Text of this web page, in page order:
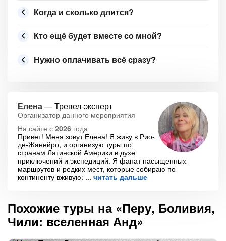
Когда и сколько длится?
Кто ещё будет вместе со мной?
Нужно оплачивать всё сразу?
Елена— Тревел-эксперт
Организатор данного мероприятия
На сайте с 2026 года
Привет! Меня зовут Елена! Я живу в Рио-
де-Жанейро, и организую туры по
странам Латинской Америки в духе
приключений и экспедиций. Я фанат насыщенных
маршрутов и редких мест, которые собираю по
континенту вживую:
читать дальше
Похожие туры на «Перу, Боливия,
Чили: вселенная Анд»